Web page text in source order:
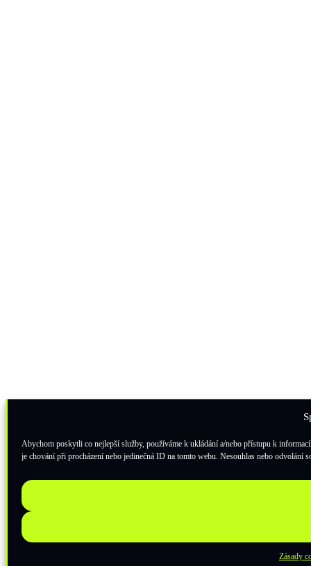
Abychom poskytli co nejlepší služby, používáme k ukládání a/nebo přístupu k
je chování při procházení nebo jedinečná ID na tomto webu. Nesouhlas nebo odvolání
Zásady